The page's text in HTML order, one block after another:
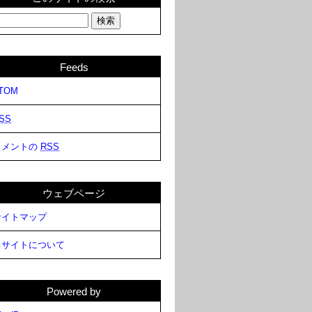
Feeds
ントの RSS
ウェブページ
トマップ
イトについて
Powered by